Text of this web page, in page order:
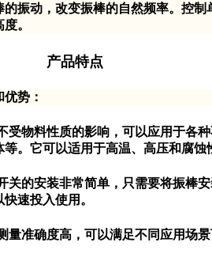
振动，改变振棒的自然频率。控制
。
产品特点
势：
物料性质的影响，可以应用于各种
。它可以适用于高温、高压和腐蚀
的安装非常简单，只需要将振棒安
速投入使用。
准确度高，可以满足不同应用场景